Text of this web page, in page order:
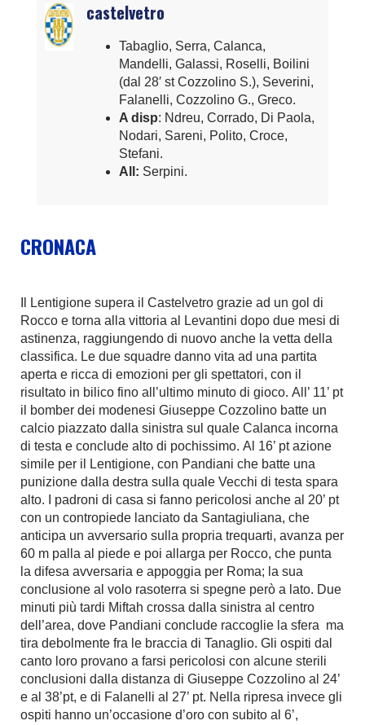
castelvetro
Tabaglio, Serra, Calanca,
Mandelli, Galassi, Roselli, Boilini
(dal 28′ st Cozzolino S.), Severini,
Falanelli, Cozzolino G., Greco.
A disp: Ndreu, Corrado, Di Paola,
Nodari, Sareni, Polito, Croce,
Stefani.
All: Serpini.
CRONACA
Il Lentigione supera il Castelvetro grazie ad un gol di
Rocco e torna alla vittoria al Levantini dopo due mesi di
astinenza, raggiungendo di nuovo anche la vetta della
classifica. Le due squadre danno vita ad una partita
aperta e ricca di emozioni per gli spettatori, con il
risultato in bilico fino all’ultimo minuto di gioco. All’ 11’ pt
il bomber dei modenesi Giuseppe Cozzolino batte un
calcio piazzato dalla sinistra sul quale Calanca incorna
di testa e conclude alto di pochissimo. Al 16’ pt azione
simile per il Lentigione, con Pandiani che batte una
punizione dalla destra sulla quale Vecchi di testa spara
alto. I padroni di casa si fanno pericolosi anche al 20’ pt
con un contropiede lanciato da Santagiuliana, che
anticipa un avversario sulla propria trequarti, avanza per
60 m palla al piede e poi allarga per Rocco, che punta
la difesa avversaria e appoggia per Roma; la sua
conclusione al volo rasoterra si spegne però a lato. Due
minuti più tardi Miftah crossa dalla sinistra al centro
dell’area, dove Pandiani conclude raccoglie la sfera ma
tira debolmente fra le braccia di Tanaglio. Gli ospiti dal
canto loro provano a farsi pericolosi con alcune sterili
conclusioni dalla distanza di Giuseppe Cozzolino al 24’
e al 38’pt, e di Falanelli al 27’ pt. Nella ripresa invece gli
ospiti hanno un’occasione d’oro con subito al 6’,